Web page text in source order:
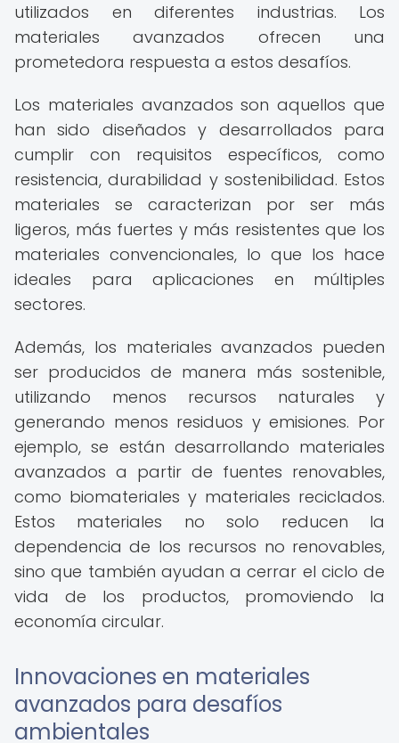
utilizados en diferentes industrias. Los
materiales avanzados ofrecen una
prometedora respuesta a estos desafíos.
Los materiales avanzados son aquellos que
han sido diseñados y desarrollados para
cumplir con requisitos específicos, como
resistencia, durabilidad y sostenibilidad. Estos
materiales se caracterizan por ser más
ligeros, más fuertes y más resistentes que los
materiales convencionales, lo que los hace
ideales para aplicaciones en múltiples
sectores.
Además, los materiales avanzados pueden
ser producidos de manera más sostenible,
utilizando menos recursos naturales y
generando menos residuos y emisiones. Por
ejemplo, se están desarrollando materiales
avanzados a partir de fuentes renovables,
como biomateriales y materiales reciclados.
Estos materiales no solo reducen la
dependencia de los recursos no renovables,
sino que también ayudan a cerrar el ciclo de
vida de los productos, promoviendo la
economía circular.
Innovaciones en materiales
avanzados para desafíos
ambientales